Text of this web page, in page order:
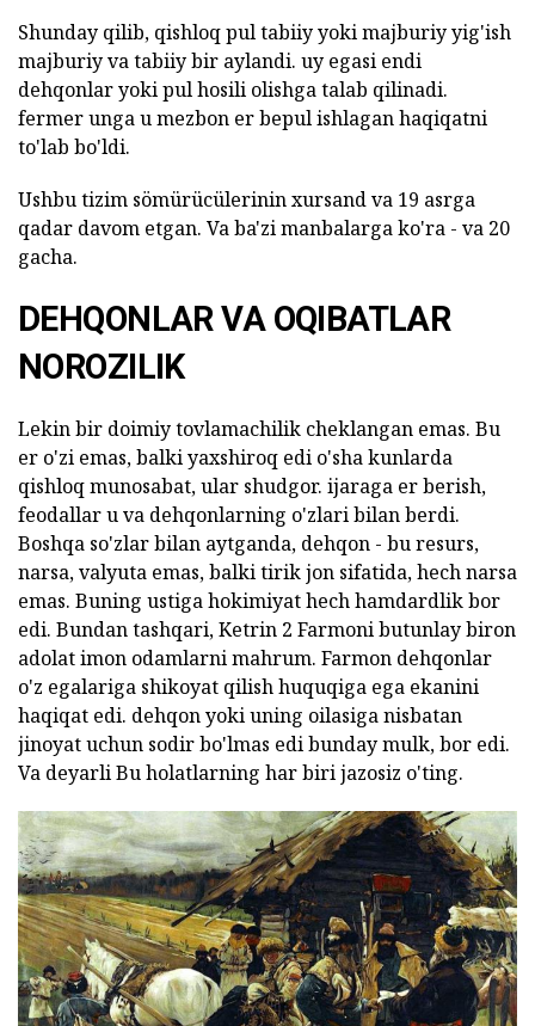
Shunday qilib, qishloq pul tabiiy yoki majburiy yig'ish
majburiy va tabiiy bir aylandi. uy egasi endi
dehqonlar yoki pul hosili olishga talab qilinadi.
fermer unga u mezbon er bepul ishlagan haqiqatni
to'lab bo'ldi.
Ushbu tizim sömürücülerinin xursand va 19 asrga
qadar davom etgan. Va ba'zi manbalarga ko'ra - va 20
gacha.
DEHQONLAR VA OQIBATLAR
NOROZILIK
Lekin bir doimiy tovlamachilik cheklangan emas. Bu
er o'zi emas, balki yaxshiroq edi o'sha kunlarda
qishloq munosabat, ular shudgor. ijaraga er berish,
feodallar u va dehqonlarning o'zlari bilan berdi.
Boshqa so'zlar bilan aytganda, dehqon - bu resurs,
narsa, valyuta emas, balki tirik jon sifatida, hech narsa
emas. Buning ustiga hokimiyat hech hamdardlik bor
edi. Bundan tashqari, Ketrin 2 Farmoni butunlay biron
adolat imon odamlarni mahrum. Farmon dehqonlar
o'z egalariga shikoyat qilish huquqiga ega ekanini
haqiqat edi. dehqon yoki uning oilasiga nisbatan
jinoyat uchun sodir bo'lmas edi bunday mulk, bor edi.
Va deyarli Bu holatlarning har biri jazosiz o'ting.